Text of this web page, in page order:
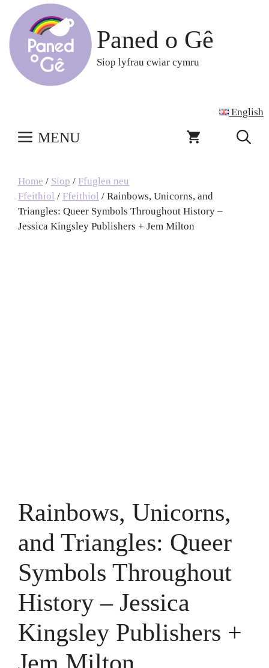
content
Paned o Gê
Siop lyfrau cwiar cymru
English
MENU
Home / Siop / Ffuglen neu
Ffeithiol / Ffeithiol / Rainbows, Unicorns, and
Triangles: Queer Symbols Throughout History –
Jessica Kingsley Publishers + Jem Milton
Rainbows, Unicorns,
and Triangles: Queer
Symbols Throughout
History – Jessica
Kingsley Publishers +